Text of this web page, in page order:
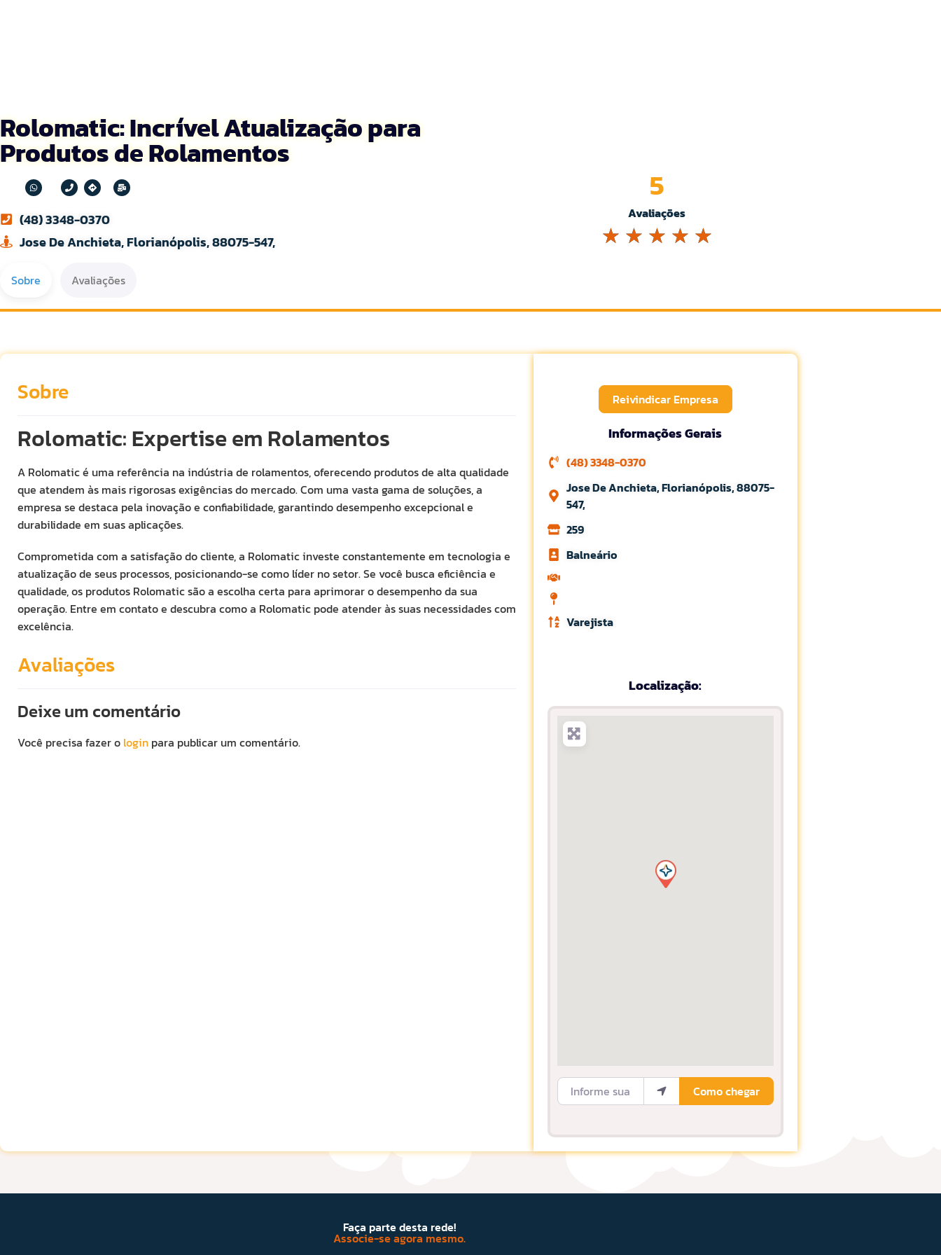
Rolomatic: Incrível Atualização para
Produtos de Rolamentos
(48) 3348-0370
Jose De Anchieta, Florianópolis, 88075-547,
Avaliações
5
☆ ☆ ☆ ☆ ☆
Sobre Avaliações
Sobre
Rolomatic: Expertise em Rolamentos
A Rolomatic é uma referência na indústria de rolamentos, oferecendo produtos de alta qualidade
que atendem às mais rigorosas exigências do mercado. Com uma vasta gama de soluções, a
empresa se destaca pela inovação e confiabilidade, garantindo desempenho excepcional e
durabilidade em suas aplicações.
Comprometida com a satisfação do cliente, a Rolomatic investe constantemente em tecnologia e
atualização de seus processos, posicionando-se como líder no setor. Se você busca eficiência e
qualidade, os produtos Rolomatic são a escolha certa para aprimorar o desempenho da sua
operação. Entre em contato e descubra como a Rolomatic pode atender às suas necessidades com
excelência.
Avaliações
Deixe um comentário
Você precisa fazer o login para publicar um comentário.
Reivindicar Empresa
Informações Gerais
(48) 3348-0370
Jose De Anchieta, Florianópolis, 88075-
547,
259
Balneário
Varejista
Localização:
Informe sua Localização
Como chegar
Faça parte desta rede!
Associe-se agora mesmo.